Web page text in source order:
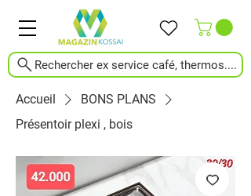
Rechercher ex service café, thermos....
Accueil
BONS PLANS
Présentoir plexi , bois